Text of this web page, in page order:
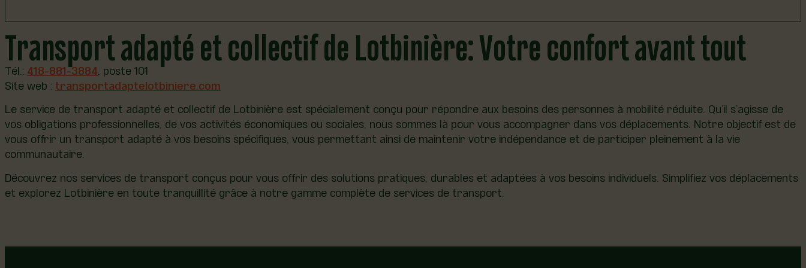
Notre service d’Express Taxi est là pour vous emmener où vous le souhaitez à partir des 18 municipalités de Lotbinière. Vous avez besoin de vous rendre à
Laurier-Station, Saint-Agapit, Saint-Apollinaire, Saint-Flavien ou Sainte-Croix? Nos taxis sont à votre disposition du lundi au vendredi, de 7 h à 17 h, pour
vous transporter en toute commodité. Faites confiance à notre service de taxi pour explorer la région avec aisance.
418-881-3884, poste 101
Site web :express-lotbiniere.com
Transport adapté et collectif de Lotbinière: Votre confort avant tout
Tél.: 418-881-3884 , poste 101
Site web : transportadaptelotbiniere.com
Le service de transport adapté et collectif de Lotbinière est spécialement conçu pour répondre aux besoins des personnes à mobilité réduite. Qu’il s’agisse de
vos obligations professionnelles, de vos activités économiques ou sociales, nous sommes là pour vous accompagner dans vos déplacements. Notre objectif est de
vous offrir un transport adapté à vos besoins spécifiques, vous permettant ainsi de maintenir votre indépendance et de participer pleinement à la vie
communautaire.
Découvrez nos services de transport conçus pour vous offrir des solutions pratiques, durables et adaptées à vos besoins individuels. Simplifiez vos déplacements
et explorez Lotbinière en toute tranquillité grâce à notre gamme complète de services de transport.